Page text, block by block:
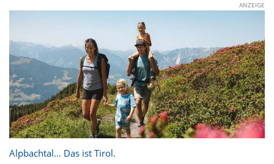
ANZEIGE
Alpbachtal… Das ist Tirol.